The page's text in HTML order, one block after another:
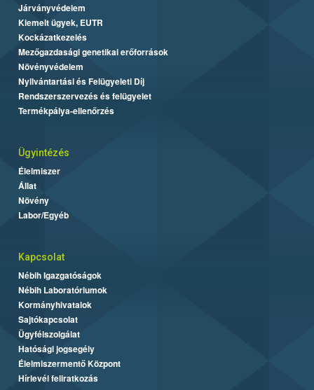
Járványvédelem
Kiemelt ügyek, EUTR
Kockázatkezelés
Mezőgazdasági genetikai erőforrások
Növényvédelem
Nyilvántartási és Felügyeleti Díj
Rendszerszervezés és felügyelet
Termékpálya-ellenőrzés
Ügyintézés
Élelmiszer
Állat
Növény
Labor/Egyéb
Kapcsolat
Nébih Igazgatóságok
Nébih Laboratóriumok
Kormányhivatalok
Sajtókapcsolat
Ügyfélszolgálat
Hatósági jogsegély
Élelmiszermentő Központ
Hírlevél feliratkozás